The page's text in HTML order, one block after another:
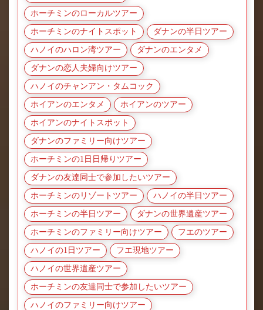
ホーチミンのローカルツアー
ホーチミンのナイトスポット ダナンの半日ツアー
ハノイのハロン湾ツアー ダナンのエンタメ
ダナンの恋人夫婦向けツアー
ハノイのチャンアン・タムコック
ホイアンのエンタメ ホイアンのツアー
ホイアンのナイトスポット
ダナンのファミリー向けツアー
ホーチミンの1日日帰りツアー
ダナンの友達同士で参加したいツアー
ホーチミンのリゾートツアー ハノイの半日ツアー
ホーチミンの半日ツアー ダナンの世界遺産ツアー
ホーチミンのファミリー向けツアー フエのツアー
ハノイの1日ツアー フエ現地ツアー
ハノイの世界遺産ツアー
ホーチミンの友達同士で参加したいツアー
ハノイのファミリー向けツアー